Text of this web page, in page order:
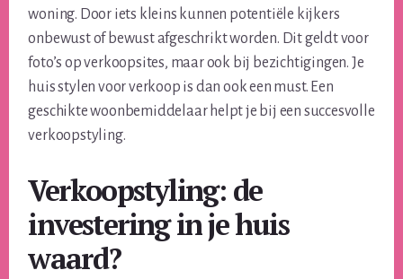
woning. Door iets kleins kunnen potentiële kijkers
onbewust of bewust afgeschrikt worden. Dit geldt voor
foto’s op verkoopsites, maar ook bij bezichtigingen. Je
huis stylen voor verkoop is dan ook een must. Een
geschikte woonbemiddelaar helpt je bij een succesvolle
verkoopstyling.
Verkoopstyling: de
investering in je huis
waard?